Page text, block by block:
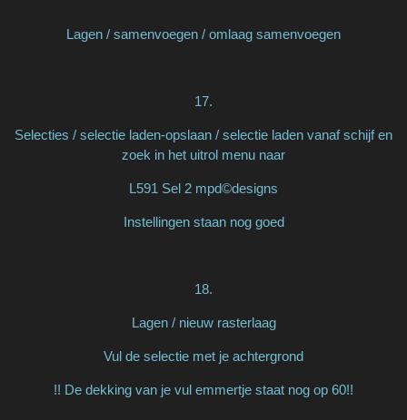
Lagen / samenvoegen / omlaag samenvoegen
17.
Selecties / selectie laden-opslaan / selectie laden vanaf schijf en
zoek in het uitrol menu naar
L591 Sel 2 mpd©designs
Instellingen staan nog goed
18.
Lagen / nieuw rasterlaag
Vul de selectie met je achtergrond
!! De dekking van je vul emmertje staat nog op 60!!